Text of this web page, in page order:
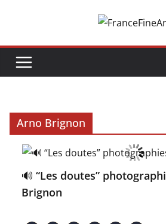
Arno Brignon
🔊 “Les doutes”
Brignon